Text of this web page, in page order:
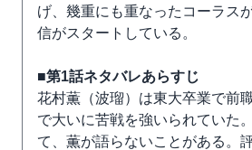
げ、幾重にも重なったコーラス
信がスタートしている。
■第1話ネタバレあらすじ
花村薫（波瑠）は東大卒業で前
で大いに苦戦を強いられていた
て、薫が語らないことがある。